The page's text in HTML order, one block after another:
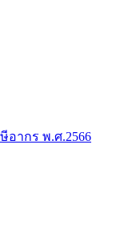
ากร พ.ศ.2566